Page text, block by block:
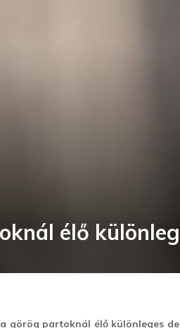
élő
görög partoknál élő különleges